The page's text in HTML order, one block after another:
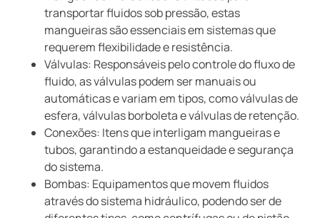
transportar fluidos sob pressão, estas
mangueiras são essenciais em sistemas que
requerem flexibilidade e resistência.
Válvulas: Responsáveis pelo controle do fluxo de
fluido, as válvulas podem ser manuais ou
automáticas e variam em tipos, como válvulas de
esfera, válvulas borboleta e válvulas de retenção.
Conexões: Itens que interligam mangueiras e
tubos, garantindo a estanqueidade e segurança
do sistema.
Bombas: Equipamentos que movem fluidos
através do sistema hidráulico, podendo ser de